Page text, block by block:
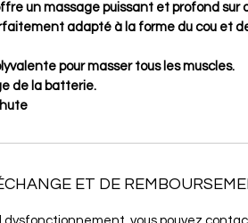
un massage puissant et profond sur
adapté à la forme du cou et
pour masser tous les muscles.
de la batterie.
ET DE